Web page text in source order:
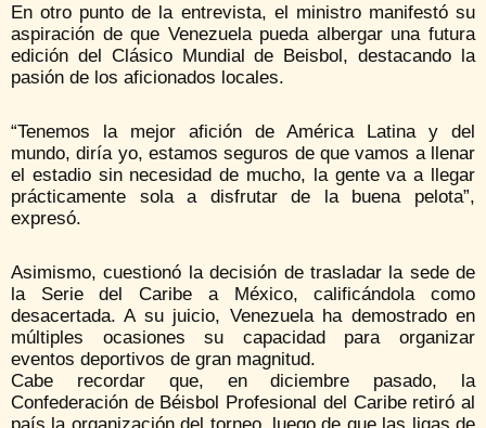
En otro punto de la entrevista, el ministro manifestó su
aspiración de que Venezuela pueda albergar una futura
edición del Clásico Mundial de Beisbol, destacando la
pasión de los aficionados locales.
“Tenemos la mejor afición de América Latina y del
mundo, diría yo, estamos seguros de que vamos a llenar
el estadio sin necesidad de mucho, la gente va a llegar
prácticamente sola a disfrutar de la buena pelota”,
expresó.
Asimismo, cuestionó la decisión de trasladar la sede de
la Serie del Caribe a México, calificándola como
desacertada. A su juicio, Venezuela ha demostrado en
múltiples ocasiones su capacidad para organizar
eventos deportivos de gran magnitud.
Cabe recordar que, en diciembre pasado, la
Confederación de Béisbol Profesional del Caribe retiró al